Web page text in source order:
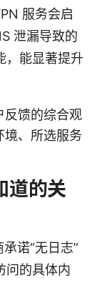
服务会启
泄漏导致的
，能显著提升
反馈的综合观
境、所选服务
道的关
诺“无日志”
问的具体内